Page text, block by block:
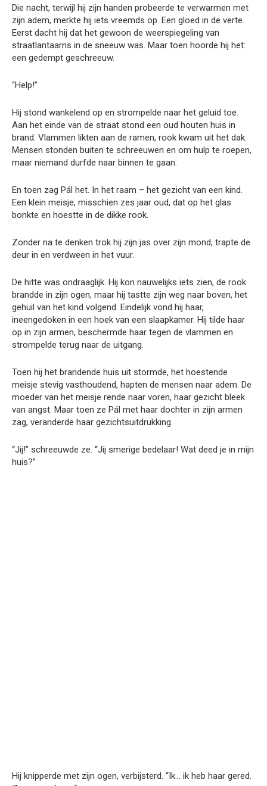
Die nacht, terwijl hij zijn handen probeerde te verwarmen met
zijn adem, merkte hij iets vreemds op. Een gloed in de verte.
Eerst dacht hij dat het gewoon de weerspiegeling van
straatlantaarns in de sneeuw was. Maar toen hoorde hij het:
een gedempt geschreeuw.
“Help!”
Hij stond wankelend op en strompelde naar het geluid toe.
Aan het einde van de straat stond een oud houten huis in
brand. Vlammen likten aan de ramen, rook kwam uit het dak.
Mensen stonden buiten te schreeuwen en om hulp te roepen,
maar niemand durfde naar binnen te gaan.
En toen zag Pál het. In het raam – het gezicht van een kind.
Een klein meisje, misschien zes jaar oud, dat op het glas
bonkte en hoestte in de dikke rook.
Zonder na te denken trok hij zijn jas over zijn mond, trapte de
deur in en verdween in het vuur.
De hitte was ondraaglijk. Hij kon nauwelijks iets zien, de rook
brandde in zijn ogen, maar hij tastte zijn weg naar boven, het
gehuil van het kind volgend. Eindelijk vond hij haar,
ineengedoken in een hoek van een slaapkamer. Hij tilde haar
op in zijn armen, beschermde haar tegen de vlammen en
strompelde terug naar de uitgang.
Toen hij het brandende huis uit stormde, het hoestende
meisje stevig vasthoudend, hapten de mensen naar adem. De
moeder van het meisje rende naar voren, haar gezicht bleek
van angst. Maar toen ze Pál met haar dochter in zijn armen
zag, veranderde haar gezichtsuitdrukking.
“Jij!” schreeuwde ze. “Jij smerige bedelaar! Wat deed je in mijn
huis?”
Hij knipperde met zijn ogen, verbijsterd. “Ik… ik heb haar gered.